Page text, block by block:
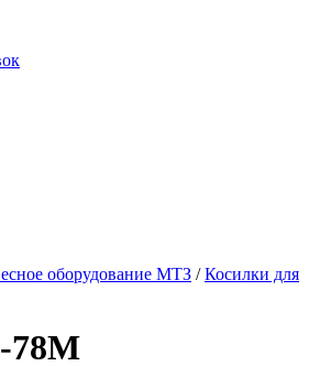
оборудование МТЗ /Косилки для
78М